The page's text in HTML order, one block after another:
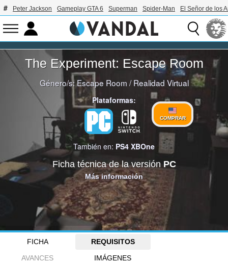
Peter Jackson Gameplay GTA 6 Superman Spider-Man El Señor de los
The Experiment: Escape Room
Género/s:Escape Room /Realidad Virtual
Plataformas:
COMPRAR
También en: PS4 XBOne
Ficha técnica de la versión PC
Más información
FICHA
REQUISITOS
AVANCES
IMÁGENES